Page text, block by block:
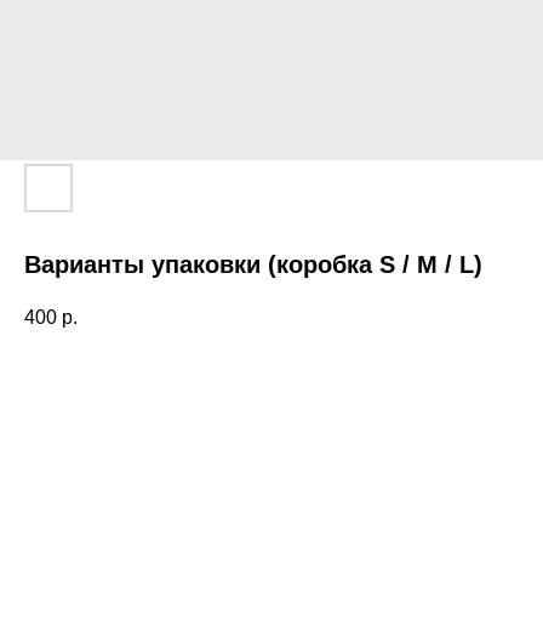
Варианты упаковки (коробка S / M / L)
400 р.